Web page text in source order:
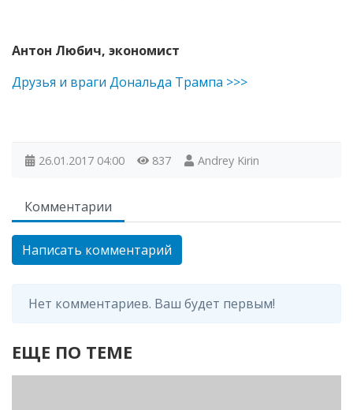
Антон Любич, экономист
Друзья и враги Дональда Трампа >>>
26.01.2017 04:00 837 Andrey Kirin
Комментарии
Написать комментарий
Нет комментариев. Ваш будет первым!
ЕЩЕ ПО ТЕМЕ